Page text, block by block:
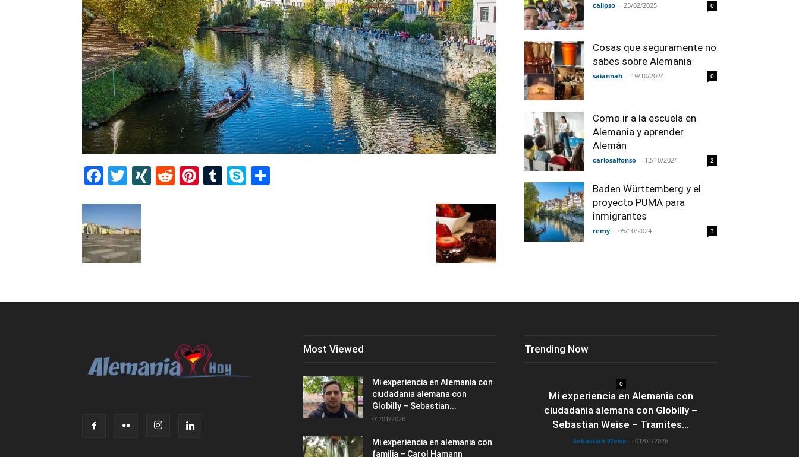
Facebook
Twitter
XINGReddit
Pinterest
Tumblr
Skype
calipso - 25/02/2025 0
Cosas que seguramente no
sabes sobre Alemania
saiannah - 19/10/2024 0
Como ir a la escuela en
Alemania y aprender
Alemán
carlosalfonso - 12/10/2024 2
Baden Württemberg y el
proyecto PUMA para
inmigrantes
remy - 05/10/2024 3
Most Viewed
Mi experiencia en Alemania con
ciudadania alemana con
Globilly – Sebastian...
01/01/2026
Mi experiencia en alemania con
familia – Carol Hamann
Trending Now
0
Mi experiencia en Alemania con
ciudadania alemana con Globilly –
Sebastian Weise – Tramites...
Sebastian Weise - 01/01/2026